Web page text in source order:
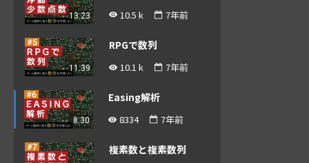
13:23 10.5 k 7年前
11:39
RPGで数列
10.1 k 7年前
8:30
Easing解析
8334 7年前
複素数と複素数列